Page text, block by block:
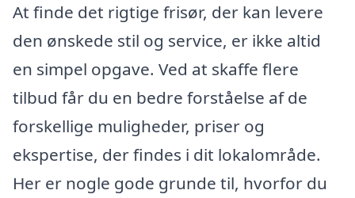
At finde det rigtige frisør, der kan levere
den ønskede stil og service, er ikke altid
en simpel opgave. Ved at skaffe flere
tilbud får du en bedre forståelse af de
forskellige muligheder, priser og
ekspertise, der findes i dit lokalområde.
Her er nogle gode grunde til, hvorfor du